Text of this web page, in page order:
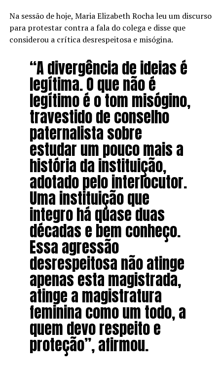
Na sessão de hoje, Maria Elizabeth Rocha leu um discurso
para protestar contra a fala do colega e disse que
considerou a crítica desrespeitosa e misógina.
“A divergência de ideias é
legítima. O que não é
legítimo é o tom misógino,
travestido de conselho
paternalista sobre
estudar um pouco mais a
história da instituição,
adotado pelo interlocutor.
Uma instituição que
integro há quase duas
décadas e bem conheço.
Essa agressão
desrespeitosa não atinge
apenas esta magistrada,
atinge a magistratura
feminina como um todo, a
quem devo respeito e
proteção”, afirmou.